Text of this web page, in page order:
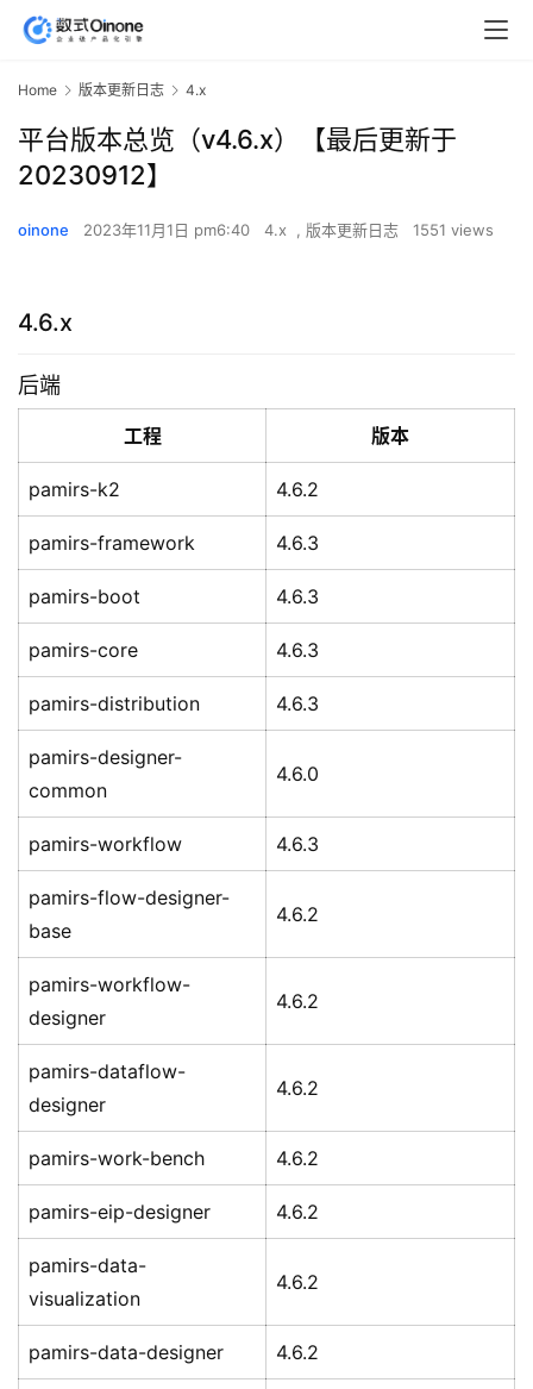
Home 版本更新日志 4.x
平台版本总览（v4.6.x）【最后更新于
20230912】
oinone 2023年11月1日 pm6:40 4.x , 版本更新日志 1551 views
4.6.x
后端
工程 版本
pamirs-k2 4.6.2
pamirs-framework 4.6.3
pamirs-boot 4.6.3
pamirs-core 4.6.3
pamirs-distribution 4.6.3
pamirs-designer-
common
4.6.0
pamirs-workflow 4.6.3
pamirs-flow-designer-
base
4.6.2
pamirs-workflow-
designer
4.6.2
pamirs-dataflow-
designer
4.6.2
pamirs-work-bench 4.6.2
pamirs-eip-designer 4.6.2
pamirs-data-
visualization
4.6.2
pamirs-data-designer 4.6.2